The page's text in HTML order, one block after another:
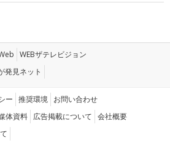
WEBザテレビジョン
発見ネット
ー 推奨環境 お問い合わせ
体資料 広告掲載について 会社概要